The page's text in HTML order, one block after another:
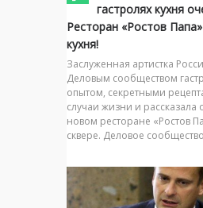
гастролях кухня
Ресторан «Ростов
кухня!
Заслуженная артистка
Деловым сообществом
опытом, секретными
случаи жизни и рассказала
новом ресторане «Ростов
сквере. Деловое